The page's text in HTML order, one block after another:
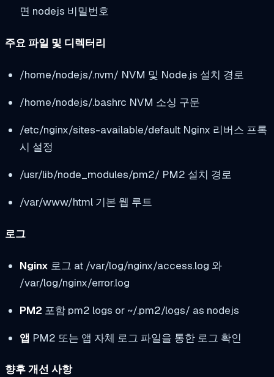
면 nodejs 비밀번호
주요 파일 및 디렉터리
/home/nodejs/.nvm/ NVM 및 Node.js 설치 경로
/home/nodejs/.bashrc NVM 소싱 구문
/etc/nginx/sites-available/defaultNginx 리버스 프록
시 설정
/usr/lib/node_modules/pm2/ PM2 설치 경로
/var/www/html기본 웹 루트
로그
Nginx 로그 at /var/log/nginx/access.log 와
/var/log/nginx/error.log
PM2 포함 pm2 logs or ~/.pm2/logs/ as nodejs
앱 PM2 또는 앱 자체 로그 파일을 통한 로그 확인
향후 개선 사항